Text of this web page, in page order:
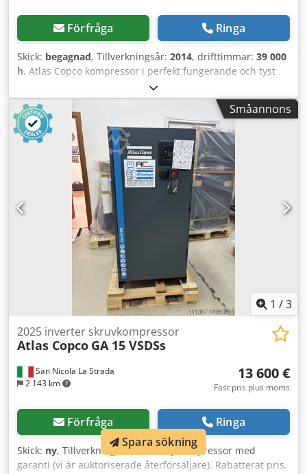
Förfråga Ringa
Skick: begagnad, Tillverkningsår: 2014, drifttimmar: 39 000
h, Atlas Copco kompressor i perfekt fungerande och tyst
skick (vi är auktoriserade återförsäljare).
Huvudegenskaper: Max tryck: 10 bar Kapacitet: 19 200
liter/min Effekt: 110 kW / 150 hk Dkedpfx Aezc Hmhok Esr
Småannons
1 /3
San Nicola La Strada
2 143 km
2025 inverter skruvkompressor
Atlas Copco GA 15 VSDSs
13 600 €
Fast pris plus moms
Förfråga Ringa
Skick: ny, Tillverkningsår:
, Ny kompressor med
garanti (vi är auktoriserade återförsäljare). Rabatterat pris.
Spara sökning